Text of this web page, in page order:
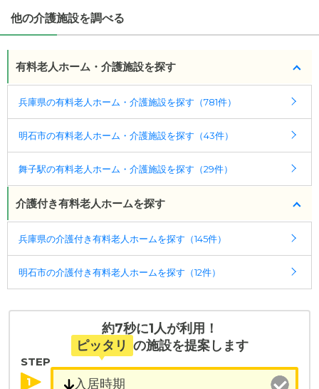
他の介護施設を調べる
有料老人ホーム・介護施設を探す
兵庫県の有料老人ホーム・介護施設を探す（781件）
明石市の有料老人ホーム・介護施設を探す（43件）
舞子駅の有料老人ホーム・介護施設を探す（29件）
介護付き有料老人ホームを探す
兵庫県の介護付き有料老人ホームを探す（145件）
明石市の介護付き有料老人ホームを探す（12件）
約7秒に1人が利用！
ピッタリ の施設を提案します
STEP
1